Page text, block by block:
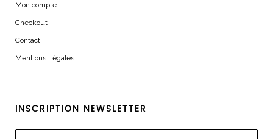
Mon compte
Checkout
Contact
Mentions Légales
INSCRIPTION NEWSLETTER